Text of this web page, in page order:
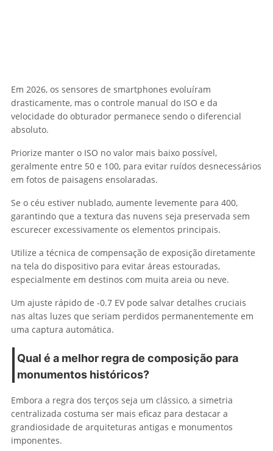
Em 2026, os sensores de smartphones evoluíram
drasticamente, mas o controle manual do ISO e da
velocidade do obturador permanece sendo o diferencial
absoluto.
Priorize manter o ISO no valor mais baixo possível,
geralmente entre 50 e 100, para evitar ruídos desnecessários
em fotos de paisagens ensolaradas.
Se o céu estiver nublado, aumente levemente para 400,
garantindo que a textura das nuvens seja preservada sem
escurecer excessivamente os elementos principais.
Utilize a técnica de compensação de exposição diretamente
na tela do dispositivo para evitar áreas estouradas,
especialmente em destinos com muita areia ou neve.
Um ajuste rápido de -0.7 EV pode salvar detalhes cruciais
nas altas luzes que seriam perdidos permanentemente em
uma captura automática.
Qual é a melhor regra de composição para
monumentos históricos?
Embora a regra dos terços seja um clássico, a simetria
centralizada costuma ser mais eficaz para destacar a
grandiosidade de arquiteturas antigas e monumentos
imponentes.